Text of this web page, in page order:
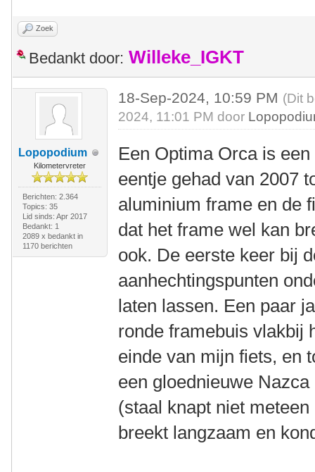
Zoek
Bedankt door: Willeke_IGKT
Lopopodium
Kilometervreter
Berichten: 2.364
Topics: 35
Lid sinds: Apr 2017
Bedankt: 1
2089 x bedankt in
1170 berichten
18-Sep-2024, 10:59 PM (Dit
2024, 11:01 PM door
Een Optima Orca is
eentje gehad van 2007
aluminium frame en de
dat het frame wel kan
ook. De eerste keer bij
aanhechtingspunten
laten lassen. Een paar
ronde framebuis vlakbij
einde van mijn fiets, en
een gloednieuwe
(staal knapt niet
breekt langzaam en